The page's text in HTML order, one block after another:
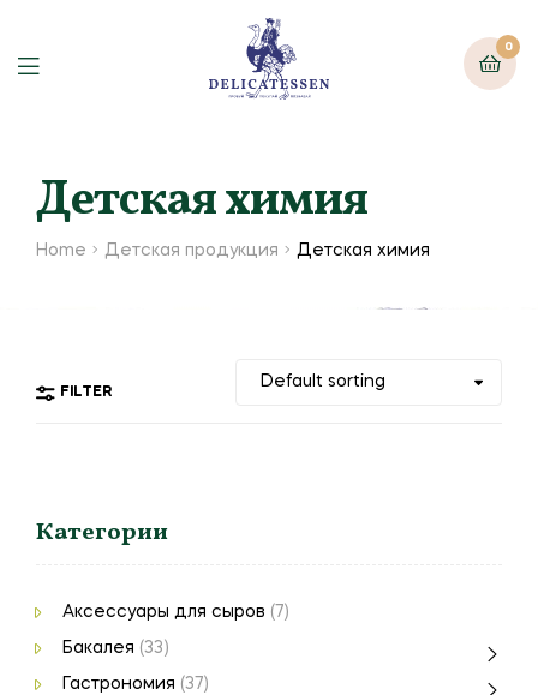
0
Детская химия
Home Детская продукция Детская химия
FILTER
Категории
Аксессуары для сыров (7)
Бакалея (33)
Гастрономия (37)